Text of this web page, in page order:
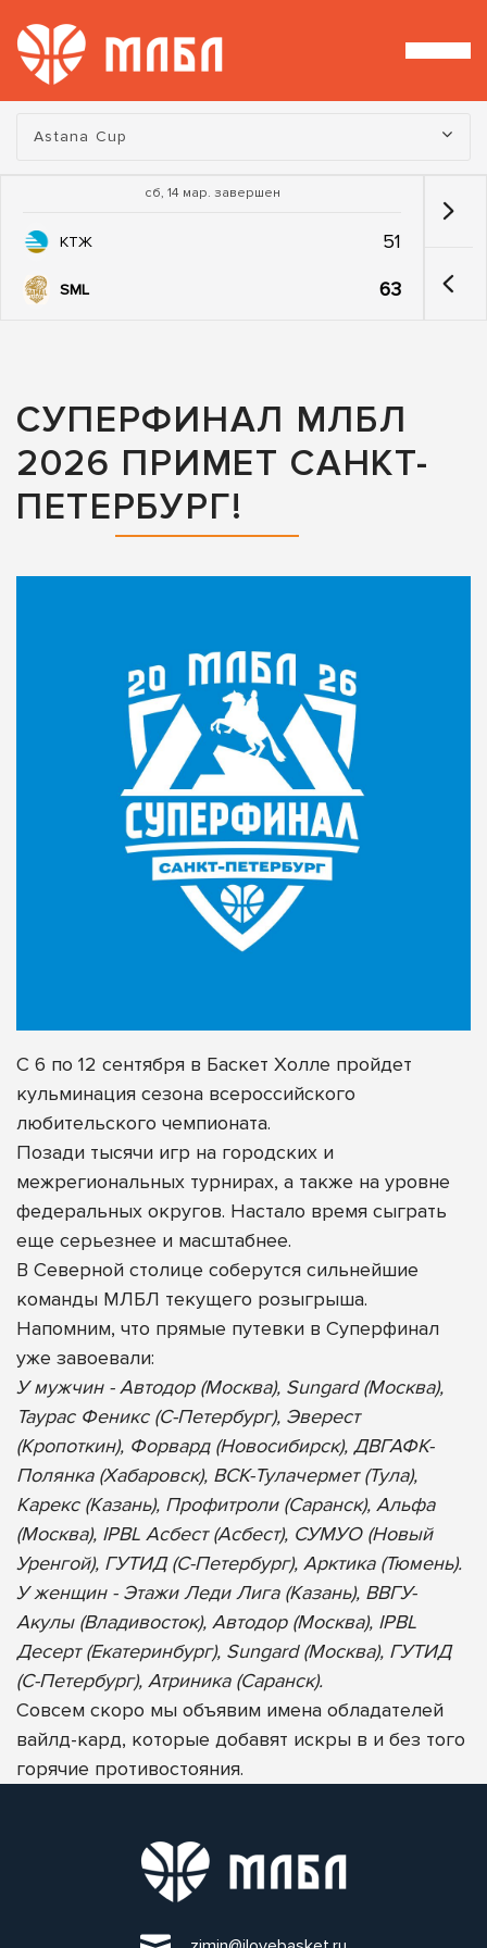
Турнир:
Astana Cup
сб, 14 мар. завершен
КТЖ 51
SML 63
СУПЕРФИНАЛ МЛБЛ
2026 ПРИМЕТ САНКТ-
ПЕТЕРБУРГ!
С 6 по 12 сентября в Баскет Холле пройдет
кульминация сезона всероссийского
любительского чемпионата.
Позади тысячи игр на городских и
межрегиональных турнирах, а также на уровне
федеральных округов. Настало время сыграть
еще серьезнее и масштабнее.
В Северной столице соберутся сильнейшие
команды МЛБЛ текущего розыгрыша.
Напомним, что прямые путевки в Суперфинал
уже завоевали:
У мужчин - Автодор (Москва), Sungard (Москва),
Таурас Феникс (С-Петербург), Эверест
(Кропоткин), Форвард (Новосибирск), ДВГАФК-
Полянка (Хабаровск), ВСК-Тулачермет (Тула),
Карекс (Казань), Профитроли (Саранск), Альфа
(Москва), IPBL Асбест (Асбест), СУМУО (Новый
Уренгой), ГУТИД (С-Петербург), Арктика (Тюмень).
У женщин - Этажи Леди Лига (Казань), ВВГУ-
Акулы (Владивосток), Автодор (Москва), IPBL
Десерт (Екатеринбург), Sungard (Москва), ГУТИД
(С-Петербург), Атриника (Саранск).
Совсем скоро мы объявим имена обладателей
вайлд-кард, которые добавят искры в и без того
горячие противостояния.